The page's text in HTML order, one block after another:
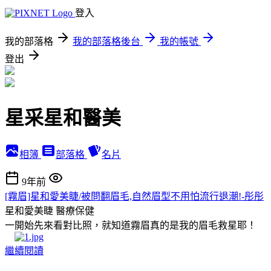
登入
我的部落格 我的部落格後台
我的帳號
登出
星采星和醫美
相簿 部落格 名片
9年前
[霧眉]星和愛美睫/被問翻眉毛,自然眉型不用怕流行退潮!-彤彤
星和愛美睫 醫療保健
一開始先來看對比照，就知道霧眉真的是我的眉毛救星耶！
繼續閱讀